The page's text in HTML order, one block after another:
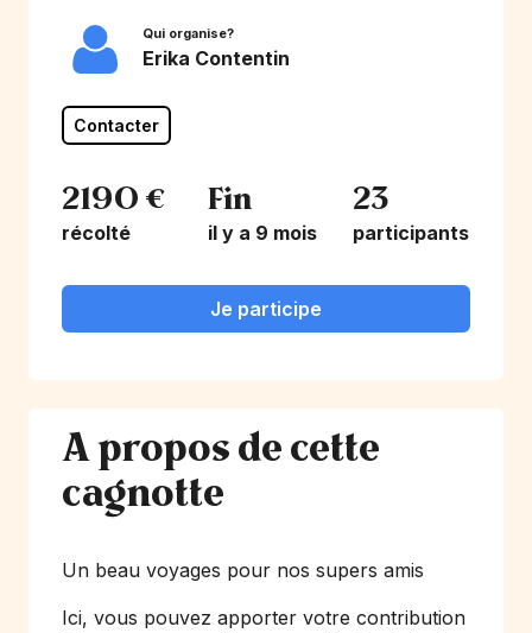
Qui organise?
Erika Contentin
Contacter
2190 €
récolté
Fin
il y a 9 mois
23
participants
Je participe
A propos de cette
cagnotte
Un beau voyages pour nos supers amis
Ici, vous pouvez apporter votre contribution